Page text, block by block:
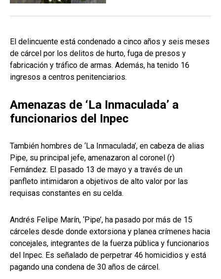
El delincuente está condenado a cinco años y seis meses
de cárcel por los delitos de hurto, fuga de presos y
fabricación y tráfico de armas. Además, ha tenido 16
ingresos a centros penitenciarios.
Amenazas de ‘La Inmaculada’ a
funcionarios del Inpec
También hombres de ‘La Inmaculada’, en cabeza de alias
Pipe, su principal jefe, amenazaron al coronel (r)
Fernández. El pasado 13 de mayo y a través de un
panfleto intimidaron a objetivos de alto valor por las
requisas constantes en su celda.
Andrés Felipe Marín, ‘Pipe’, ha pasado por más de 15
cárceles desde donde extorsiona y planea crímenes hacia
concejales, integrantes de la fuerza pública y funcionarios
del Inpec. Es señalado de perpetrar 46 homicidios y está
pagando una condena de 30 años de cárcel.